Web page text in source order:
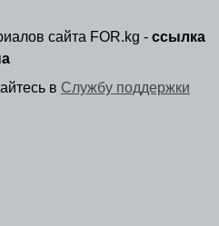
сайта FOR.kg - ссылка
в Службу поддержки